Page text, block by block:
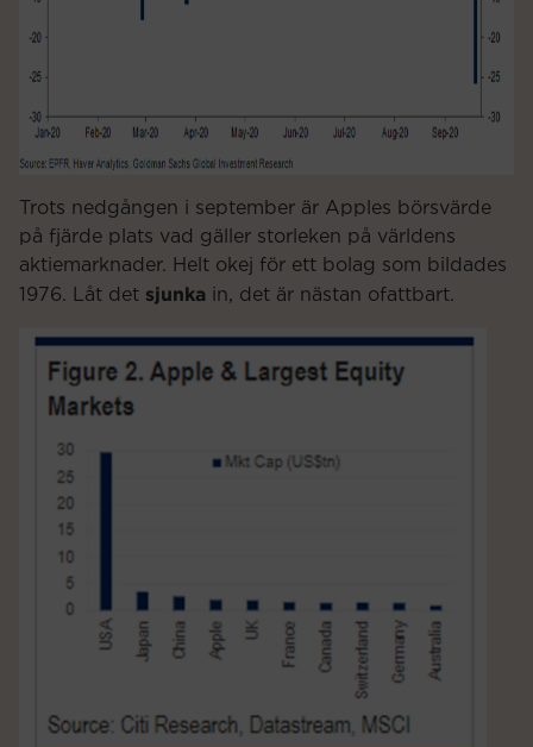
Trots nedgången i september är Apples börsvärde
på fjärde plats vad gäller storleken på världens
aktiemarknader. Helt okej för ett bolag som bildades
1976. Låt det sjunka in, det är nästan ofattbart.